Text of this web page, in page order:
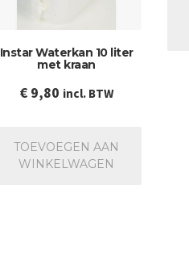
Instar Waterkan 10 liter
met kraan
€ 9,80 incl. BTW
TOEVOEGEN AAN
WINKELWAGEN